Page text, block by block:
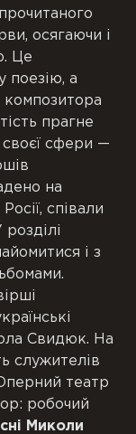
осягаючи і
Це
поезію, а
композитора
прагне
своєї сфери —
на
співали
і з
Свидюк. На
служителів
театр
робочий
Миколи